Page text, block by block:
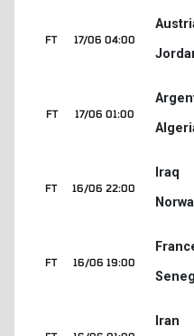
17/06 04:00
FT
17/06 01:00
FT
16/06 22:00
FT
Iraq
16/06 19:00
FT
Iran